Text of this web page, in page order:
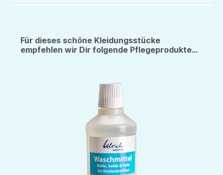
Für dieses schöne Kleidungsstücke
empfehlen wir Dir folgende Pflegeprodukte...